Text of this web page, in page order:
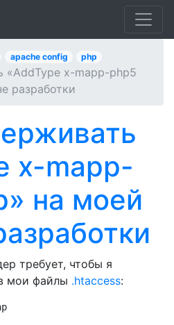
apache config php
«AddType x-mapp-php5
разработки
x-mapp-
на моей
требует, чтобы я
мои файлы .htaccess: